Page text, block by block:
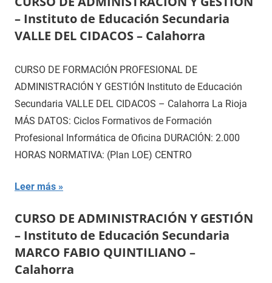
– Instituto de Educación Secundaria
VALLE DEL CIDACOS – Calahorra
CURSO DE FORMACIÓN PROFESIONAL DE
ADMINISTRACIÓN Y GESTIÓN Instituto de Educación
Secundaria VALLE DEL CIDACOS – Calahorra La Rioja
MÁS DATOS: Ciclos Formativos de Formación
Profesional Informática de Oficina DURACIÓN: 2.000
HORAS NORMATIVA: (Plan LOE) CENTRO
Leer más
CURSO DE ADMINISTRACIÓN Y GESTIÓN
– Instituto de Educación Secundaria
MARCO FABIO QUINTILIANO –
Calahorra